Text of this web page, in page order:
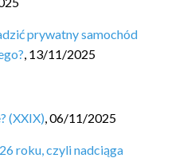
prywatny samochód
, 13/11/2025
(XXIX),06/11/2025
roku, czyli nadciąga